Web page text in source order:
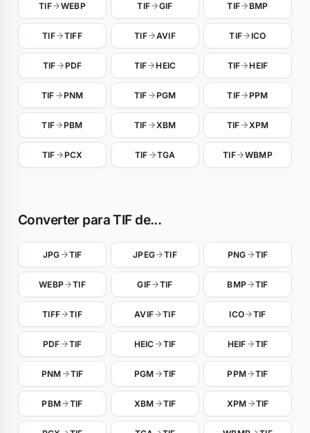
TIF WEBP TIF GIF TIF BMP
TIF TIFF TIF AVIF TIF ICO
TIF PDF TIF HEIC TIF HEIF
TIF PNM TIF PGM TIF PPM
TIF PBM TIF XBM TIF XPM
TIF PCX TIF TGA TIF WBMP
Converter para TIF de...
JPG TIF JPEG TIF PNG TIF
WEBP TIF GIF TIF BMP TIF
TIFF TIF AVIF TIF ICO TIF
PDF TIF HEIC TIF HEIF TIF
PNM TIF PGM TIF PPM TIF
PBM TIF XBM TIF XPM TIF